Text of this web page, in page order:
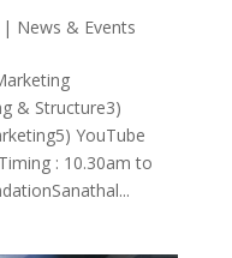
| News & Events
& Structure3)
YouTube
: 10.30am to